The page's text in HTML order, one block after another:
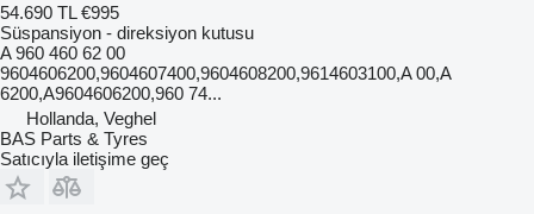
54.690 TL €995
Süspansiyon - direksiyon kutusu
A 960 460 62 00
9604606200,9604607400,9604608200,9614603100,A 00,A
6200,A9604606200,960 74...
Hollanda, Veghel
BAS Parts & Tyres
Satıcıyla iletişime geç